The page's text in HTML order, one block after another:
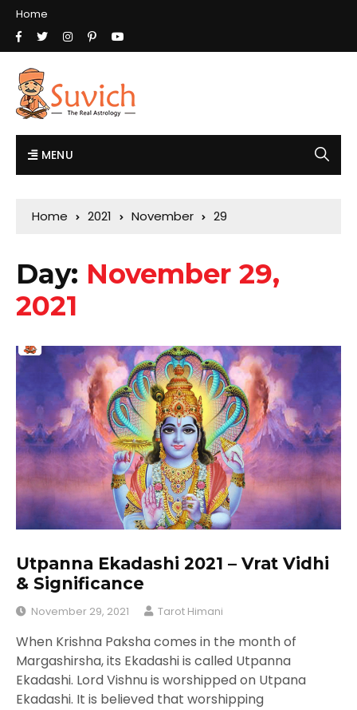
Home
MENU
Home 2021 November 29
Day: November 29,
2021
Utpanna Ekadashi 2021 – Vrat Vidhi
& Significance
November 29, 2021 Tarot Himani
When Krishna Paksha comes in the month of
Margashirsha, its Ekadashi is called Utpanna
Ekadashi. Lord Vishnu is worshipped on Utpana
Ekadashi. It is believed that worshipping